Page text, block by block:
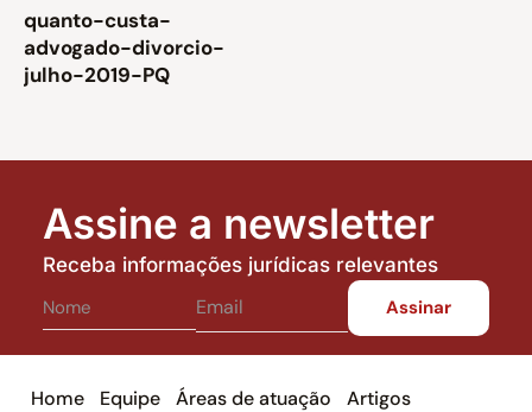
quanto-custa-
advogado-divorcio-
julho-2019-PQ
Assine a newsletter
Receba informações jurídicas relevantes
Home Equipe Áreas de atuação
Artigos